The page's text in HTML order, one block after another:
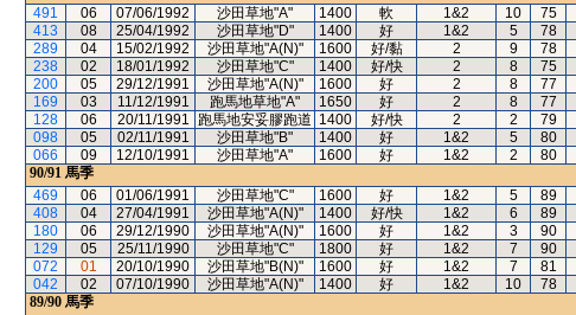
491
06 07/06/1992 沙田草地"A" 1400 軟 1&2 10 75
413
08 25/04/1992 沙田草地"D" 1400 好 1&2 5 78
289
04 15/02/1992 沙田草地"A(N)" 1600 好/黏 2 9 78
238
02 18/01/1992 沙田草地"C" 1400 好/快 2 8 75
200
05 29/12/1991 沙田草地"A(N)" 1600 好 2 8 77
169
03 11/12/1991 跑馬地草地"A" 1650 好 2 8 77
128
06 20/11/1991 跑馬地安妥膠跑道 1400 好/快 2 2 79
098
05 02/11/1991 沙田草地"B" 1400 好 1&2 5 80
066
09 12/10/1991 沙田草地"A" 1600 好 1&2 2 80
90/91 馬季
469
06 01/06/1991 沙田草地"C" 1600 好 1&2 5 89
408
04 27/04/1991 沙田草地"A(N)" 1400 好/快 1&2 6 89
180
06 29/12/1990 沙田草地"A(N)" 1600 好 1&2 3 90
129
05 25/11/1990 沙田草地"C" 1800 好 1&2 7 90
072
01 20/10/1990 沙田草地"B(N)" 1600 好 1&2 7 81
042
02 07/10/1990 沙田草地"A(N)" 1400 好 1&2 10 78
89/90 馬季